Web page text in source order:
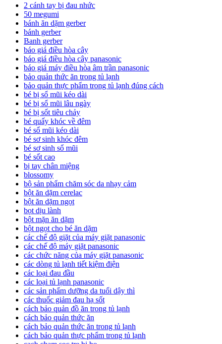
2 cánh tay bị đau nhức
50 megumi
bánh ăn dặm gerber
bánh gerber
Banh gerber
báo giá điều hòa cây
báo giá điều hòa cây panasonic
báo giá máy điều hòa âm trần panasonic
bảo quản thức ăn trong tủ lạnh
bảo quản thực phẩm trong tủ lạnh đúng cách
bé bị sổ mũi kéo dài
bé bị sổ mũi lâu ngày
bé bị sốt tiêu chảy
bé quấy khóc về đêm
bé sổ mũi kéo dài
bé sơ sinh khóc đêm
bé sơ sinh sổ mũi
bé sốt cao
bị tay chân miệng
blossomy
bộ sản phẩm chăm sóc da nhạy cảm
bột ăn dặm cerelac
bột ăn dặm ngọt
bọt dịu lành
bột mặn ăn dặm
bột ngọt cho bé ăn dặm
các chế độ giặt của máy giặt panasonic
các chế độ máy giặt panasonic
các chức năng của máy giặt panasonic
các dòng tủ lạnh tiết kiệm điện
các loại đau đầu
các loại tủ lạnh panasonic
các sản phẩm dưỡng da tuổi dậy thì
các thuốc giảm đau hạ sốt
cách bảo quản đồ ăn trong tủ lạnh
cách bảo quản thức ăn
cách bảo quản thức ăn trong tủ lạnh
cách bảo quản thực phẩm trong tủ lạnh